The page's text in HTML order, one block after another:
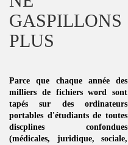
GASPILLONS
PLUS
Parce que chaque année des
milliers de fichiers word sont
tapés sur des ordinateurs
portables d'étudiants de toutes
discplines confondues
(médicales, juridique, sociale,